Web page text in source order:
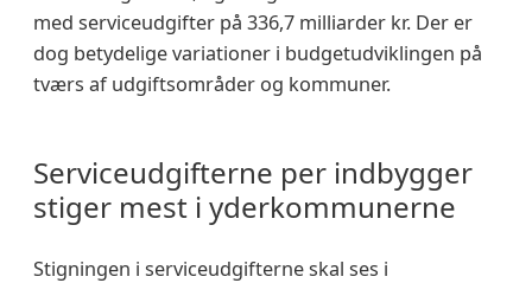
med serviceudgifter på 336,7 milliarder kr. Der er
dog betydelige variationer i budgetudviklingen på
tværs af udgiftsområder og kommuner.
Serviceudgifterne per indbygger
stiger mest i yderkommunerne
Stigningen i serviceudgifterne skal ses i